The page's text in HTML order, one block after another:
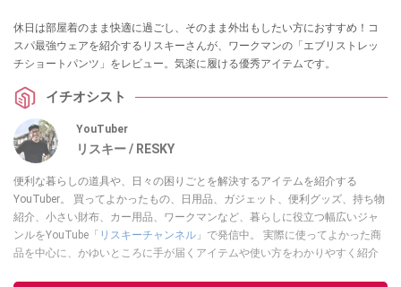
休日は部屋着のまま快適に過ごし、そのまま外出もしたい方におすすめ！コ
スパ最強ウェアを紹介するリスキーさんが、ワークマンの「エブリストレッ
チショートパンツ」をレビュー。気楽に履ける優秀アイテムです。
イチオシスト
YouTuber
リスキー / RESKY
便利な暮らしの道具や、日々の困りごとを解決するアイテムを紹介する
YouTuber。 買ってよかったもの、日用品、ガジェット、便利グッズ、持ち物
紹介、小さい財布、カー用品、ワークマンなど、暮らしに役立つ幅広いジャ
ンルをYouTube「 リスキーチャンネル 」で発信中。 実際に使ってよかった商
品を中心に、かゆいところに手が届くアイテムや使い方をわかりやすく紹介